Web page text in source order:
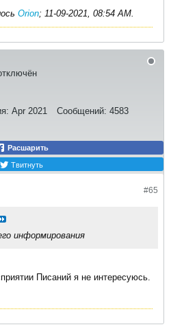
Orion; 11-09-2021, 08:54 AM.
Apr 2021 Сообщений: 4583
Расшарить
Твитнуть
#65
информирования
Писаний я не интересуюсь.